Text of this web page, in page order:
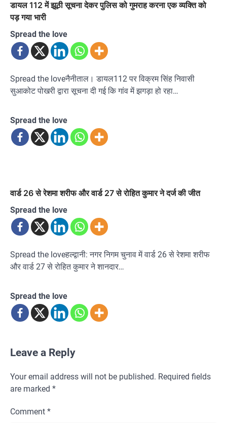
डायल 112 में झूठी सूचना देकर पुलिस को गुमराह करना एक व्यक्ति को
पड़ गया भारी
Spread the love
Spread the loveनैनीताल। डायल112 पर विक्रम सिंह निवासी
सुआकोट पोखरी द्वारा सूचना दी गई कि गांव में झगड़ा हो रहा…
Spread the love
वार्ड 26 से रेशमा शरीफ और वार्ड 27 से रोहित कुमार ने दर्ज की जीत
Spread the love
Spread the loveहल्द्वानी: नगर निगम चुनाव में वार्ड 26 से रेशमा शरीफ
और वार्ड 27 से रोहित कुमार ने शानदार…
Spread the love
Leave a Reply
Your email address will not be published. Required fields
are marked *
Comment *